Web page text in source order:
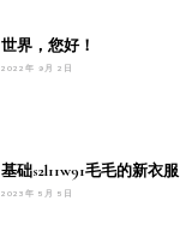
世界，您好！
2022年 9月 2日
基础s2l11w91毛毛的新衣服
2023年 5月 5日